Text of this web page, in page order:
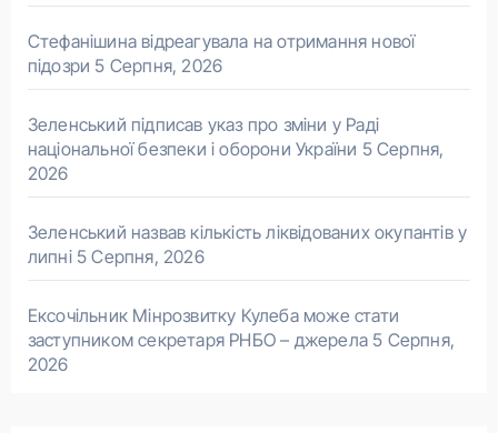
Стефанішина відреагувала на отримання нової
підозри 5 Серпня, 2026
Зеленський підписав указ про зміни у Раді
національної безпеки і оборони України 5 Серпня,
2026
Зеленський назвав кількість ліквідованих окупантів у
липні 5 Серпня, 2026
Ексочільник Мінрозвитку Кулеба може стати
заступником секретаря РНБО – джерела 5 Серпня,
2026